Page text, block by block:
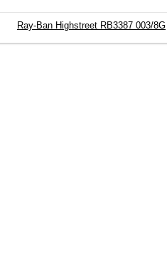
Ray-Ban Highstreet RB3387 003/8G